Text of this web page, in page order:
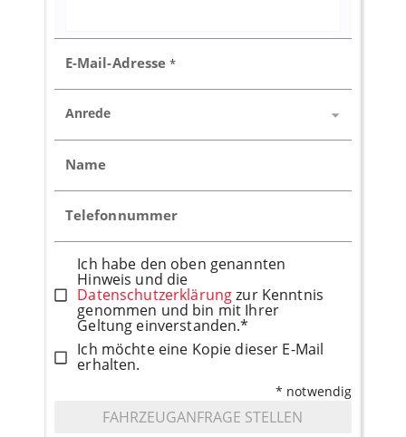
E-Mail-Adresse *
Anrede
Name
Telefonnummer
Ich habe den oben genannten
Hinweis und die
Datenschutzerklärungzur Kenntnis
genommen und bin mit Ihrer
Geltung einverstanden.*
Ich möchte eine Kopie dieser E-Mail
erhalten.
* notwendig
FAHRZEUGANFRAGE STELLEN